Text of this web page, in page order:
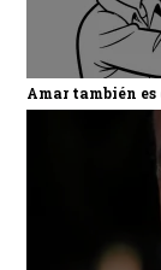
Amar también